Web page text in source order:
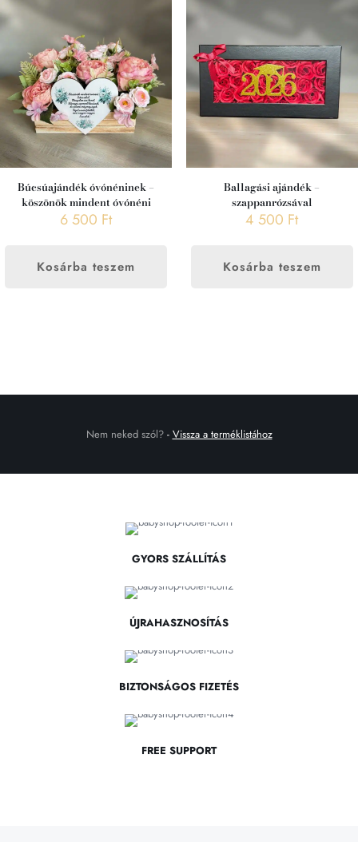
Búcsúajándék óvónéninek –
köszönök mindent óvónéni
6 500 Ft
Kosárba teszem
Ballagási ajándék –
szappanrózsával
4 500 Ft
Kosárba teszem
Nem neked szól?- Vissza a terméklistához
GYORS SZÁLLÍTÁS
ÚJRAHASZNOSÍTÁS
BIZTONSÁGOS FIZETÉS
FREE SUPPORT